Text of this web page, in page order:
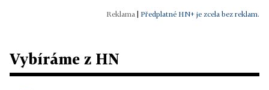
Předplatné HN+ je zcela bez reklam.
Vybíráme z HN